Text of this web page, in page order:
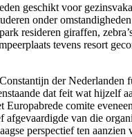
geschikt voor
onder
resideren giraffen,
tevens resort
der
dat feit wat
comite
van die
perspectief ten